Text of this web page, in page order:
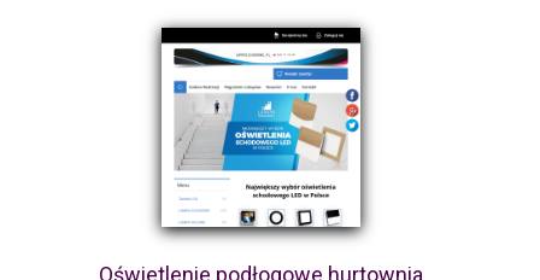
Oświetlenie podłogowe hurtownia